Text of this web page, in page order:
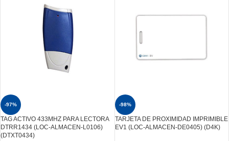
-97%
TAG ACTIVO 433MHZ PARA LECTORA
DTRR1434 (LOC-ALMACEN-L0106)
(DTXT0434)
-98%
TARJETA DE PROXIMIDAD IMPRIMIBLE
EV1 (LOC-ALMACEN-DE0405) (D4K)